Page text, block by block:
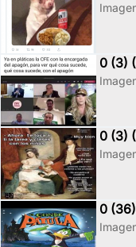
0 (3)
0 (3)
0 (36)